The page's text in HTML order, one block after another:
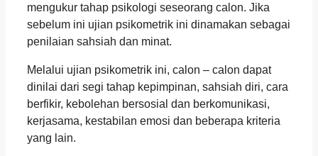
mengukur tahap psikologi seseorang calon. Jika
sebelum ini ujian psikometrik ini dinamakan sebagai
penilaian sahsiah dan minat.
Melalui ujian psikometrik ini, calon – calon dapat
dinilai dari segi tahap kepimpinan, sahsiah diri, cara
berfikir, kebolehan bersosial dan berkomunikasi,
kerjasama, kestabilan emosi dan beberapa kriteria
yang lain.